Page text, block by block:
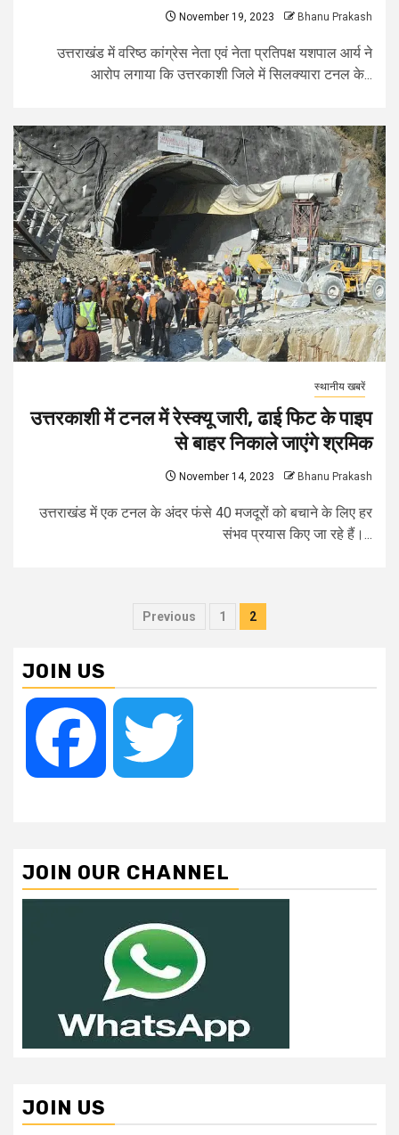
November 19, 2023 Bhanu Prakash
उत्तराखंड में वरिष्ठ कांग्रेस नेता एवं नेता प्रतिपक्ष यशपाल आर्य ने
आरोप लगाया कि उत्तरकाशी जिले में सिलक्यारा टनल के...
स्थानीय खबरें
उत्तरकाशी में टनल में रेस्क्यू जारी, ढाई फिट के पाइप
से बाहर निकाले जाएंगे श्रमिक
November 14, 2023 Bhanu Prakash
उत्तराखंड में एक टनल के अंदर फंसे 40 मजदूरों को बचाने के लिए हर
संभव प्रयास किए जा रहे हैं।...
Posts
Previous 1 2
JOIN US
Facebook
JOIN OUR CHANNEL
JOIN US